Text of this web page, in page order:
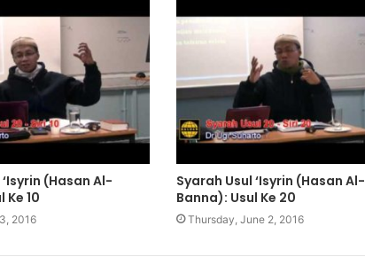
(Hasan Al-
Ke 10
2016
Syarah Usul ‘Isyrin (Hasan Al-
Banna): Usul Ke 20
Thursday, June 2, 2016